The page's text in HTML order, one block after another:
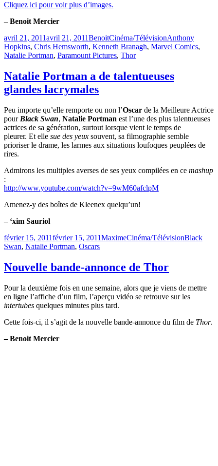
Cliquez ici pour voir plus d’images.
– Benoit Mercier
Publié
le
avril 21, 2011avril 21, 2011BenoitCatégories
Cinéma/TélévisionÉtiquettes
Anthony
Hopkins, Chris Hemsworth, Kenneth Branagh, Marvel Comics,
Natalie Portman, Paramount Pictures, Thor
Natalie Portman a de talentueuses
glandes lacrymales
Peu importe qu’elle remporte ou non l’Oscar de la Meilleure Actrice
pour Black Swan, Natalie Portman est l’une des plus talentueuses
actrices de sa génération, surtout lorsque vient le temps de
pleurer. Et elle sue des yeux souvent, sa filmographie semble
prioriser le drame, les larmes aux situations loufoques peuplées de
rires.
Admirons les multiples averses de ses yeux compilées en ce mashup
:
http://www.youtube.com/watch?v=9wM60afclpM
Amenez-y des boîtes de Kleenex quelqu’un!
– ‘xim Sauriol
Publié
le
février 15, 2011février 15, 2011MaximeCatégories
Cinéma/TélévisionÉtiquettes
Black
Swan, Natalie Portman, Oscars
Nouvelle bande-annonce de Thor
Pour la deuxième fois en une semaine, alors que je viens de mettre
en ligne l’affiche d’un film, l’aperçu vidéo se retrouve sur les
intertubes quelques minutes plus tard.
Cette fois-ci, il s’agit de la nouvelle bande-annonce du film de Thor.
– Benoit Mercier